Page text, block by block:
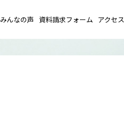
みんなの声 資料請求フォーム アクセス